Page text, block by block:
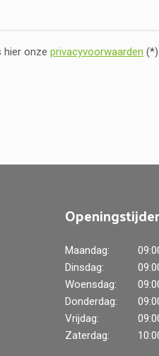
hier onze privacyvoorwaarden (*)
Maandag:
Dinsdag:
Woensdag:
Donderdag:
Vrijdag:
Zaterdag: